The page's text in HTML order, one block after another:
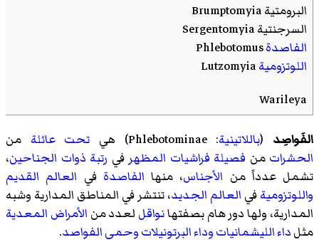
البرومتية
السرجنتية
الفاصدة
اللوتزومية
Warileya
الفَواصِد (باللاتينية:
Phlebotominae) هي تحت عائلة من
الحشرات من فصيلة فراشيات المظهر في رتبة ذوات الجناحين،
تشمل عدداً من الأجناس، منها الفاصدة في العالم القديم
واللوتزوميةفي العالم الجديد، تنتشر في المناطق المدارية وشبه
المدارية، ولها دور هام بصفتهانواقل لعدد من الأمراض المعدية
مثلداء الليشمانياتوداء البرتونيلاتوحمى الفواصد.